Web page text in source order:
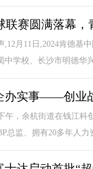
联赛圆满落幕
月11日,2024肯德基
中学校、长沙市明德华
办实事——创业
午，余杭街道在钱江
总监、拥有20多年人力